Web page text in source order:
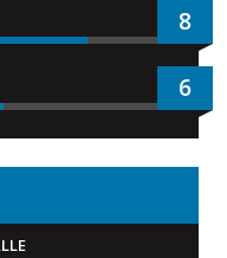
8
6